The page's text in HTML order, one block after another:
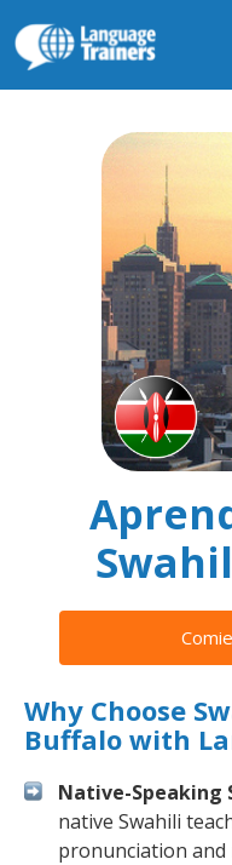
Why Choose
Buffalo with
Native-Speaking
native Swahili
pronunciation